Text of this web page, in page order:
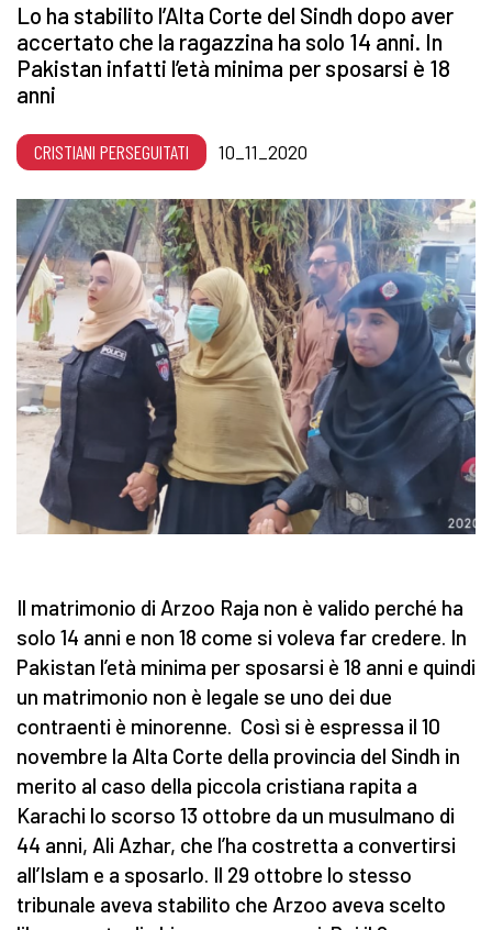
Lo ha stabilito l’Alta Corte del Sindh dopo aver
accertato che la ragazzina ha solo 14 anni. In
Pakistan infatti l’età minima per sposarsi è 18
anni
CRISTIANI PERSEGUITATI 10_11_2020
Il matrimonio di Arzoo Raja non è valido perché ha
solo 14 anni e non 18 come si voleva far credere. In
Pakistan l’età minima per sposarsi è 18 anni e quindi
un matrimonio non è legale se uno dei due
contraenti è minorenne. Così si è espressa il 10
novembre la Alta Corte della provincia del Sindh in
merito al caso della piccola cristiana rapita a
Karachi lo scorso 13 ottobre da un musulmano di
44 anni, Ali Azhar, che l’ha costretta a convertirsi
all’Islam e a sposarlo. Il 29 ottobre lo stesso
tribunale aveva stabilito che Arzoo aveva scelto